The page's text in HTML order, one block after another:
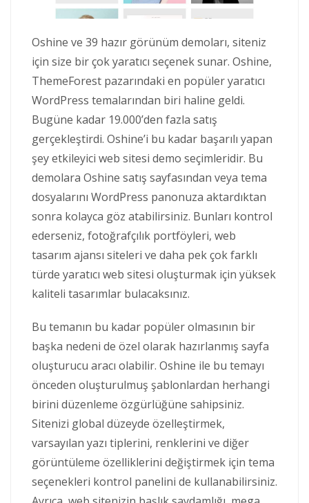
Oshine ve 39 hazır görünüm demoları, siteniz
için size bir çok yaratıcı seçenek sunar. Oshine,
ThemeForest pazarındaki en popüler yaratıcı
WordPress temalarından biri haline geldi.
Bugüne kadar 19.000’den fazla satış
gerçekleştirdi. Oshine’i bu kadar başarılı yapan
şey etkileyici web sitesi demo seçimleridir. Bu
demolara Oshine satış sayfasından veya tema
dosyalarını WordPress panonuza aktardıktan
sonra kolayca göz atabilirsiniz. Bunları kontrol
ederseniz, fotoğrafçılık portföyleri, web
tasarım ajansı siteleri ve daha pek çok farklı
türde yaratıcı web sitesi oluşturmak için yüksek
kaliteli tasarımlar bulacaksınız.
Bu temanın bu kadar popüler olmasının bir
başka nedeni de özel olarak hazırlanmış sayfa
oluşturucu aracı olabilir. Oshine ile bu temayı
önceden oluşturulmuş şablonlardan herhangi
birini düzenleme özgürlüğüne sahipsiniz.
Sitenizi global düzeyde özelleştirmek,
varsayılan yazı tiplerini, renklerini ve diğer
görüntüleme özelliklerini değiştirmek için tema
seçenekleri kontrol panelini de kullanabilirsiniz.